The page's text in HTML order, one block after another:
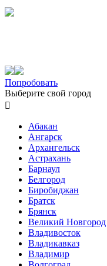
Попробовать
Выберите свой город

Абакан
Ангарск
Архангельск
Астрахань
Барнаул
Белгород
Биробиджан
Братск
Брянск
Великий Новгород
Владивосток
Владикавказ
Владимир